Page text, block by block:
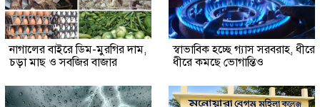
নাগালের বাইরে ডিম-মুরগির দাম,
চড়া মাছ ও সবজির বাজার
স্বাভাবিক হচ্ছে গ্যাস সরবরাহ, ধীরে
ধীরে কমছে ভোগান্তিও